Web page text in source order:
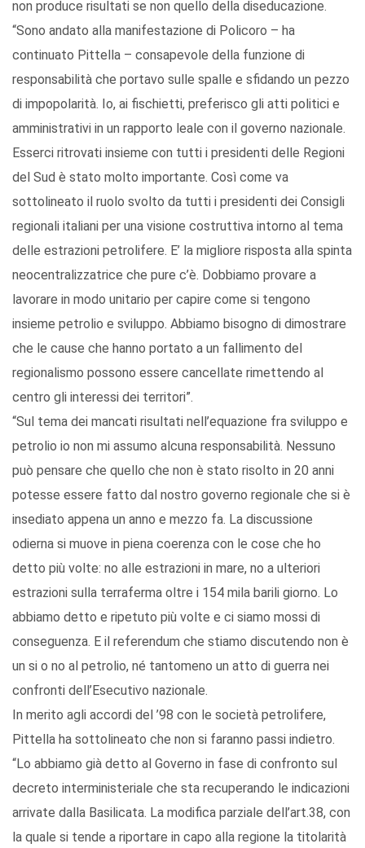
non produce risultati se non quello della diseducazione.
“Sono andato alla manifestazione di Policoro – ha
continuato Pittella – consapevole della funzione di
responsabilità che portavo sulle spalle e sfidando un pezzo
di impopolarità. Io, ai fischietti, preferisco gli atti politici e
amministrativi in un rapporto leale con il governo nazionale.
Esserci ritrovati insieme con tutti i presidenti delle Regioni
del Sud è stato molto importante. Così come va
sottolineato il ruolo svolto da tutti i presidenti dei Consigli
regionali italiani per una visione costruttiva intorno al tema
delle estrazioni petrolifere. E’ la migliore risposta alla spinta
neocentralizzatrice che pure c’è. Dobbiamo provare a
lavorare in modo unitario per capire come si tengono
insieme petrolio e sviluppo. Abbiamo bisogno di dimostrare
che le cause che hanno portato a un fallimento del
regionalismo possono essere cancellate rimettendo al
centro gli interessi dei territori”.
“Sul tema dei mancati risultati nell’equazione fra sviluppo e
petrolio io non mi assumo alcuna responsabilità. Nessuno
può pensare che quello che non è stato risolto in 20 anni
potesse essere fatto dal nostro governo regionale che si è
insediato appena un anno e mezzo fa. La discussione
odierna si muove in piena coerenza con le cose che ho
detto più volte: no alle estrazioni in mare, no a ulteriori
estrazioni sulla terraferma oltre i 154 mila barili giorno. Lo
abbiamo detto e ripetuto più volte e ci siamo mossi di
conseguenza. E il referendum che stiamo discutendo non è
un si o no al petrolio, né tantomeno un atto di guerra nei
confronti dell’Esecutivo nazionale.
In merito agli accordi del ’98 con le società petrolifere,
Pittella ha sottolineato che non si faranno passi indietro.
“Lo abbiamo già detto al Governo in fase di confronto sul
decreto interministeriale che sta recuperando le indicazioni
arrivate dalla Basilicata. La modifica parziale dell’art.38, con
la quale si tende a riportare in capo alla regione la titolarità